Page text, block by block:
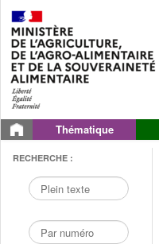
Thématique
RECHERCHE :